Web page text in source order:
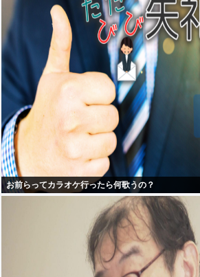
お前らってカラオケ行ったら何歌うの？